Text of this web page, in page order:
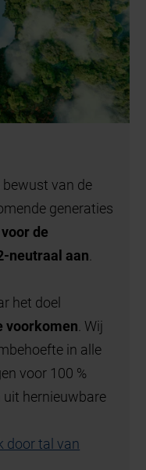
van de
generaties
de
neutraal aan
het doel
voorkomen . Wij
in alle
voor 100 %
hernieuwbare
door tal van